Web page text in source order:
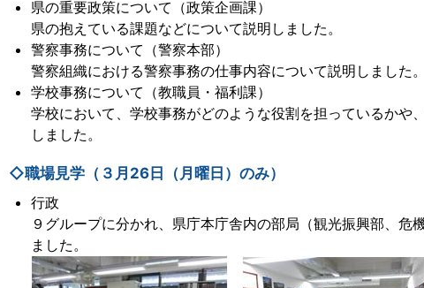
県の重要政策について（政策企画課）
県の抱えている課題などについて説明しました。
警察事務について（警察本部）
警察組織における警察事務の仕事内容について説明しました。
学校事務について（教職員・福利課）
学校において、学校事務がどのような役割を担っているかや
しました。
◇職場見学（３月26日（月曜日）のみ）
行政
９グループに分かれ、県庁本庁舎内の部局（観光振興部、危
ました。